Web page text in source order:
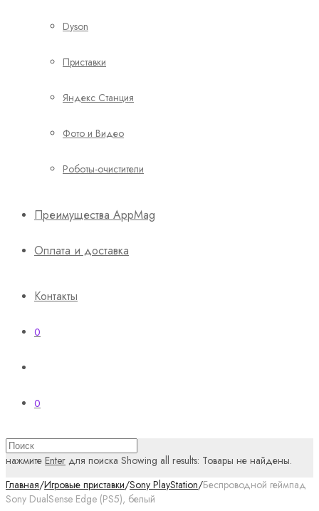
Dyson
Приставки
Яндекс Станция
Фото и Видео
Роботы-очистители
Преимущества AppMag
Оплата и доставка
Контакты
0
0
нажмите Enter для поиска Showing all results: Товары не найдены.
Главная/Игровые приставки/Sony PlayStation/Беспроводной геймпад
Sony DualSense Edge (PS5), белый